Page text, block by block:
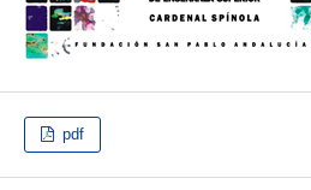
pdf